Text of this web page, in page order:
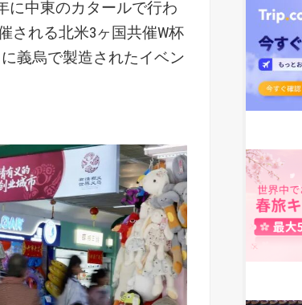
に中東のカタールで行わ
される北米3ヶ国共催W杯
義烏で製造されたイベン